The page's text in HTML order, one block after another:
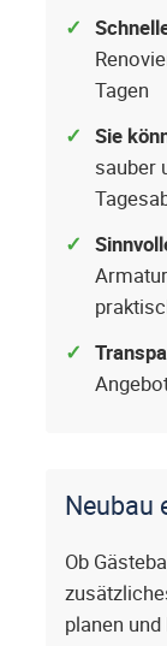
Tagen
Sie
sauber
Neubau
Ob
planen